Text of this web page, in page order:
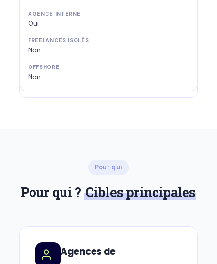
Oui
Non
Non
Pour qui
Pour qui ? Cibles principales
Agences de